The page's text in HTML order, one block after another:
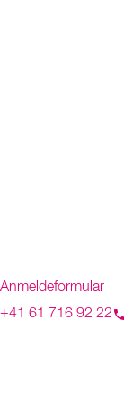
Anmeldeformular
+41 61 716 92 22